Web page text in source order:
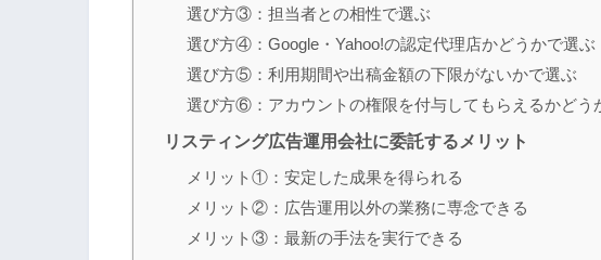
選び方③：担当者との相性で選ぶ
選び方④：Google・Yahoo!の認定代理店かどうかで選ぶ
選び方⑤：利用期間や出稿金額の下限がないかで選ぶ
選び方⑥：アカウントの権限を付与してもらえるかどう
リスティング広告運用会社に委託するメリット
メリット①：安定した成果を得られる
メリット②：広告運用以外の業務に専念できる
メリット③：最新の手法を実行できる